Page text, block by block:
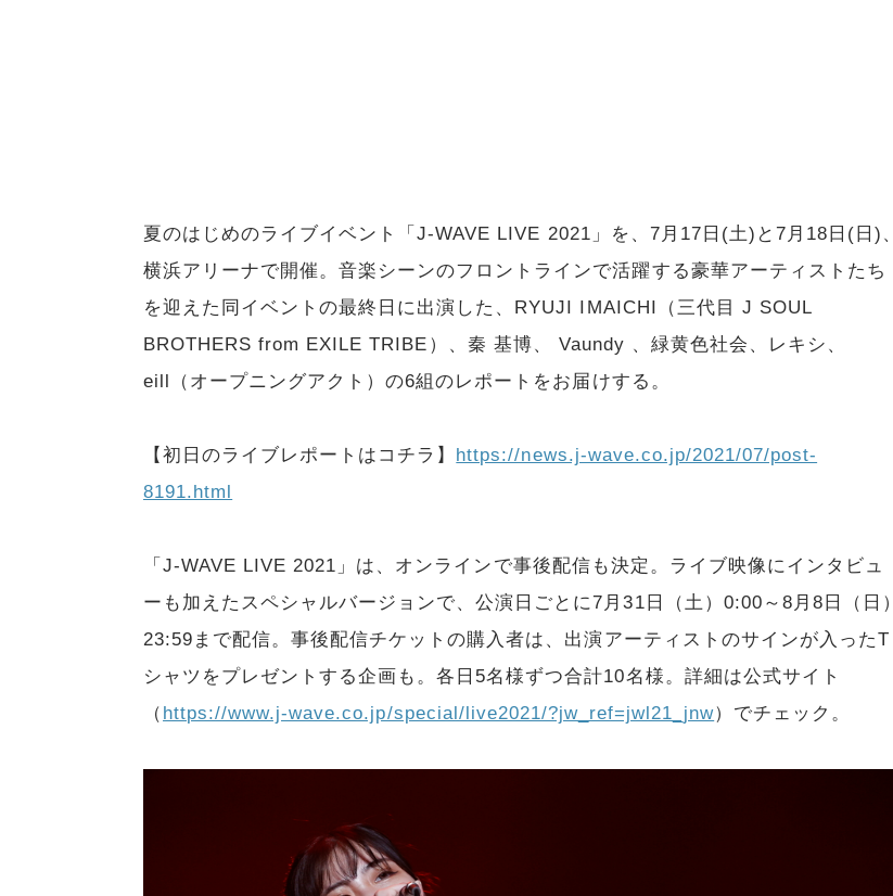
夏のはじめのライブイベント「J-WAVE LIVE 2021」を、7月17日(土)と7月18日(日)、
横浜アリーナで開催。音楽シーンのフロントラインで活躍する豪華アーティストたち
を迎えた同イベントの最終日に出演した、RYUJI IMAICHI（三代目 J SOUL
BROTHERS from EXILE TRIBE）、秦 基博、 Vaundy 、緑黄色社会、レキシ、
eill（オープニングアクト）の6組のレポートをお届けする。
【初日のライブレポートはコチラ】 https://news.j-wave.co.jp/2021/07/post-
8191.html
「J-WAVE LIVE 2021」は、オンラインで事後配信も決定。ライブ映像にインタビュ
ーも加えたスペシャルバージョンで、公演日ごとに7月31日（土）0:00～8月8日（日）
23:59まで配信。事後配信チケットの購入者は、出演アーティストのサインが入ったT
シャツをプレゼントする企画も。各日5名様ずつ合計10名様。詳細は公式サイト
（ https://www.j-wave.co.jp/special/live2021/?jw_ref=jwl21_jnw）でチェック。